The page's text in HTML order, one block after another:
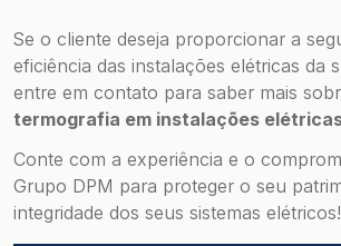
Se o cliente deseja proporcionar a
eficiência das instalações elétricas da
entre em contato para saber mais
termografia em instalações
Conte com a experiência e o
Grupo DPM para proteger o seu
integridade dos seus sistemas elétricos!